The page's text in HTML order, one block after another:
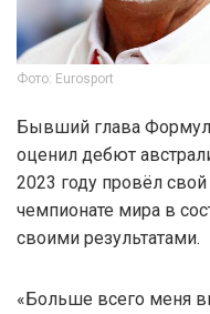
Фото: Eurosport
Бывший глава
оценил дебют
2023 году провёл
чемпионате мира в
своими результатами.
«Больше всего меня